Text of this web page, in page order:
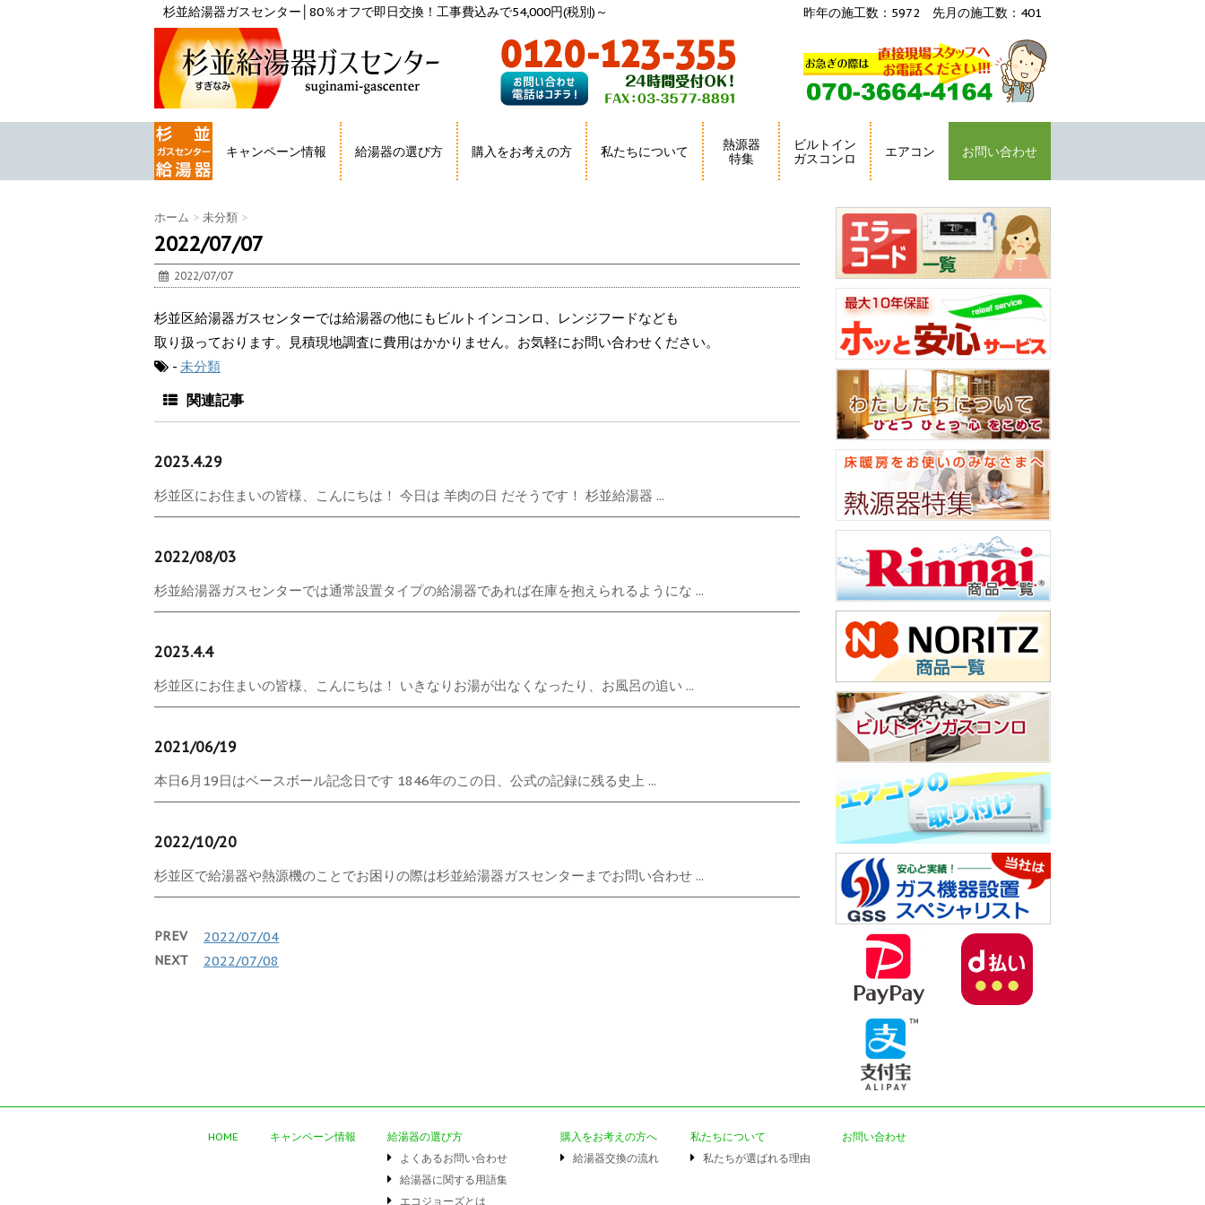
杉並給湯器ガスセンター│80％オフで即日交換！工事費込みで54,000円(税別)～ 昨年の施工数：5972 先月の施工数：401
キャンペーン情報 給湯器の選び方 購入をお考えの方 私たちについて
熱源器
特集
ビルトイン
ガスコンロ
エアコン お問い合わせ
ホーム > 未分類 >
2022/07/07
2022/07/07
杉並区給湯器ガスセンターでは給湯器の他にもビルトインコンロ、レンジフードなども
取り扱っております。見積現地調査に費用はかかりません。お気軽にお問い合わせください。
- 未分類
関連記事
2023.4.29
杉並区にお住まいの皆様、こんにちは！ 今日は 羊肉の日 だそうです！ 杉並給湯器 ...
2022/08/03
杉並給湯器ガスセンターでは通常設置タイプの給湯器であれば在庫を抱えられるようにな ...
2023.4.4
杉並区にお住まいの皆様、こんにちは！ いきなりお湯が出なくなったり、お風呂の追い ...
2021/06/19
本日6月19日はベースボール記念日です 1846年のこの日、公式の記録に残る史上 ...
2022/10/20
杉並区で給湯器や熱源機のことでお困りの際は杉並給湯器ガスセンターまでお問い合わせ ...
PREV 2022/07/04
NEXT 2022/07/08
HOME キャンペーン情報
給湯器の選び方
よくあるお問い合わせ
給湯器に関する用語集
エコジョーズとは
購入をお考えの方へ
給湯器交換の流れ
私たちについて
私たちが選ばれる理由
お問い合わせ